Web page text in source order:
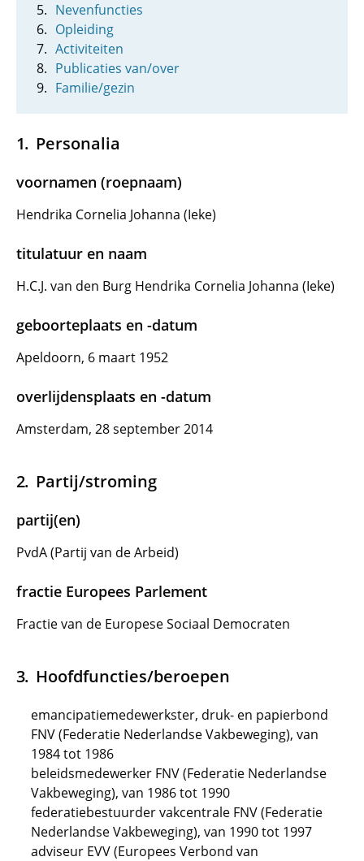
Nevenfuncties
Opleiding
Activiteiten
Publicaties van/over
Familie/gezin
Personalia
voornamen (roepnaam)
Hendrika Cornelia Johanna (Ieke)
titulatuur en naam
H.C.J. van den Burg Hendrika Cornelia Johanna (Ieke)
geboorteplaats en -datum
Apeldoorn, 6 maart 1952
overlijdensplaats en -datum
Amsterdam, 28 september 2014
Partij/stroming
partij(en)
PvdA (Partij van de Arbeid)
fractie Europees Parlement
Fractie van de Europese Sociaal Democraten
Hoofdfuncties/beroepen
emancipatiemedewerkster, druk- en papierbond
FNV (Federatie Nederlandse Vakbeweging), van
1984 tot 1986
beleidsmedewerker FNV (Federatie Nederlandse
Vakbeweging), van 1986 tot 1990
federatiebestuurder vakcentrale FNV (Federatie
Nederlandse Vakbeweging), van 1990 tot 1997
adviseur EVV (Europees Verbond van